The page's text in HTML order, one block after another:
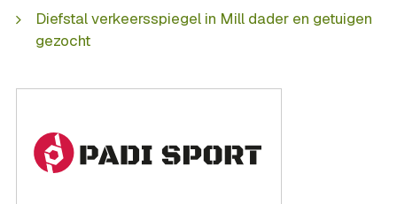
Diefstal verkeersspiegel in Mill dader en getuigen
gezocht